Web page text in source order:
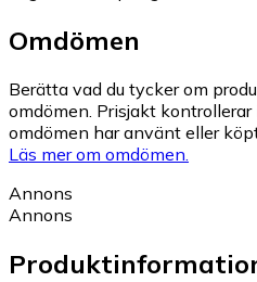
Omdömen
Berätta vad du tycker om
omdömen. Prisjakt
omdömen har använt eller
Läs mer om omdömen.
Annons
Annons